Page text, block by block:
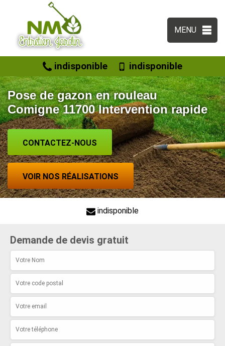
MENU
indisponible indisponible
Pose de gazon en rouleau
Comigne 11700 Intervention rapide
CONTACTEZ-NOUS
VOIR NOS RÉALISATIONS
indisponible
Demande de devis gratuit